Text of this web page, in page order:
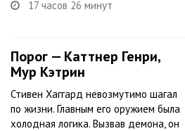
17 часов 26 минут
Порог — Каттнер Генри,
Мур Кэтрин
Стивен Хаггард невозмутимо шагал
по жизни. Главным его оружием была
холодная логика. Вызвав демона, он